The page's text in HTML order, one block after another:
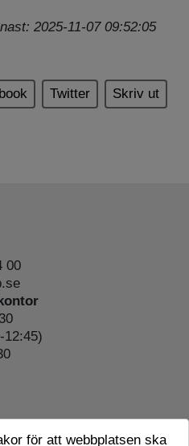
2025-11-07 09:52:05
Twitter Skriv ut
00
12:45)
för att webbplatsen ska